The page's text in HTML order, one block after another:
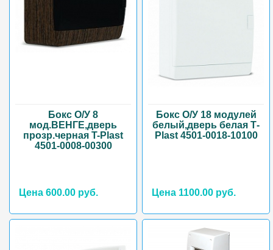
Бокс О/У 8
мод.ВЕНГЕ,дверь
прозр.черная T-Plast
4501-0008-00300
Цена 600.00 руб.
Бокс О/У 18 модулей
белый,дверь белая Т-
Plast 4501-0018-10100
Цена 1100.00 руб.